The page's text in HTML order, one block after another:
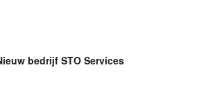
bedrijfSTO Services